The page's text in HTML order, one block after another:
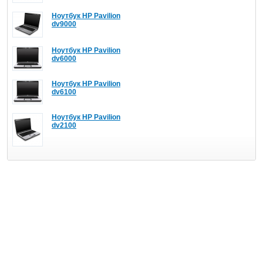
Ноутбук HP Pavilion
dv9000
Ноутбук HP Pavilion
dv6000
Ноутбук HP Pavilion
dv6100
Ноутбук HP Pavilion
dv2100